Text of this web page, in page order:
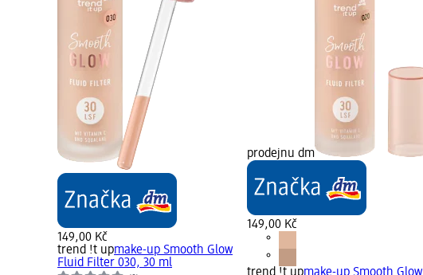
149,00 Kč
trend !t upmake-up Smooth Glow
Fluid Filter 030, 30 ml
prodejnu dm
149,00 Kč